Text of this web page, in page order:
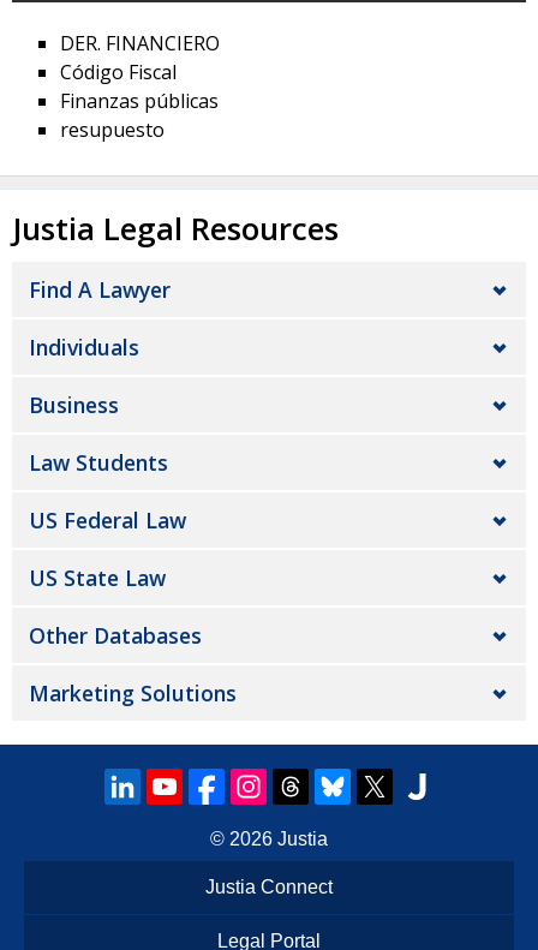
DER. FINANCIERO
Código Fiscal
Finanzas públicas
resupuesto
Justia Legal Resources
Find A Lawyer
Individuals
Business
Law Students
US Federal Law
US State Law
Other Databases
Marketing Solutions
© 2026 Justia
Justia Connect
Legal Portal